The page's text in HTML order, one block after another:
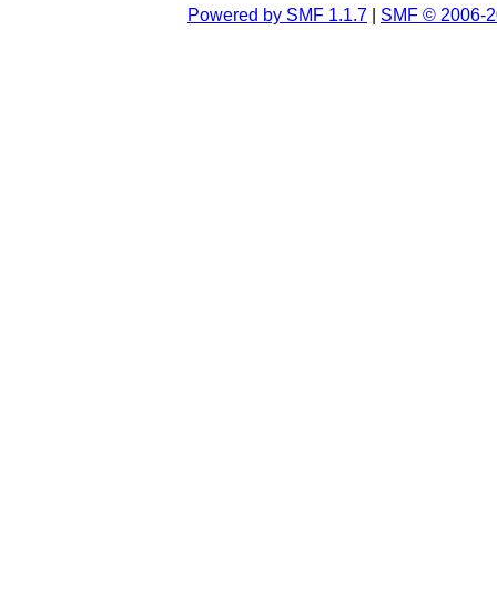
Powered by SMF 1.1.7 SMF © 2006-